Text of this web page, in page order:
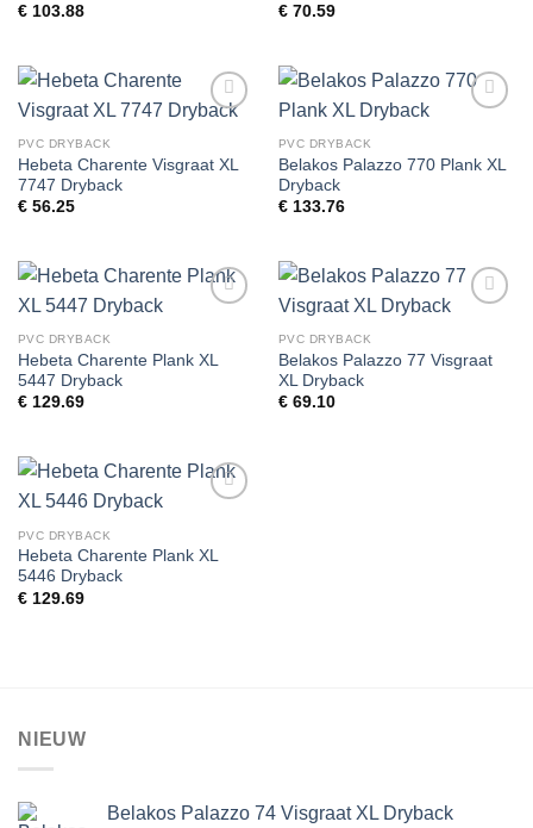
€103.88
€70.59
Toevoegen
wenslijst
PVC DRYBACK
Hebeta Charente Visgraat XL
7747 Dryback
€56.25
wenslijst
PVC DRYBACK
Belakos Palazzo 770 Plank XL
Dryback
€133.76
wenslijst
PVC DRYBACK
Hebeta Charente Plank XL
5447 Dryback
€129.69
wenslijst
PVC DRYBACK
Belakos Palazzo 77 Visgraat
XL Dryback
€69.10
wenslijst
PVC DRYBACK
Hebeta Charente Plank XL
5446 Dryback
€129.69
NIEUW
Belakos Palazzo 74 Visgraat XL Dryback